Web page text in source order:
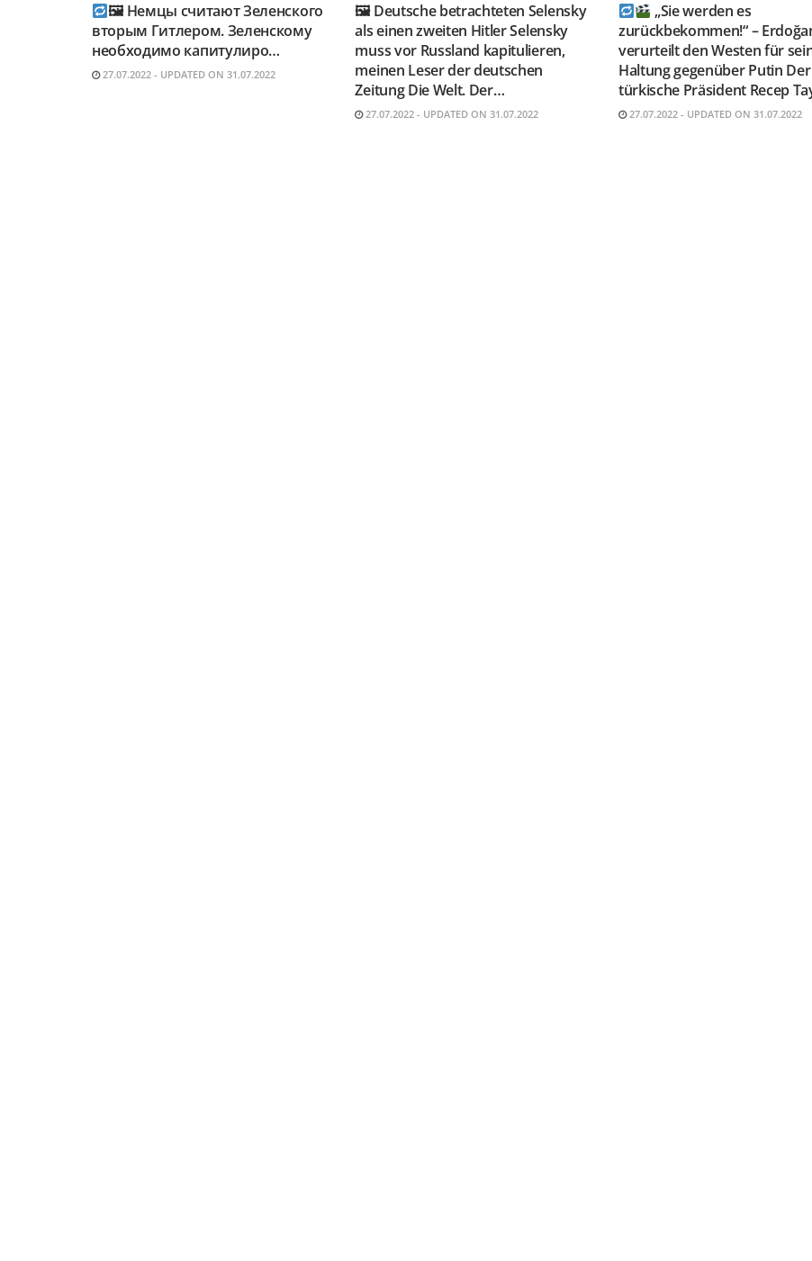
🖼 Немцы считают Зеленского
вторым Гитлером. Зеленскому
необходимо капитулиро…
27.07.2022 - UPDATED ON 31.07.2022
🖼 Deutsche betrachteten Selensky
als einen zweiten Hitler Selensky
muss vor Russland kapitulieren,
meinen Leser der deutschen
Zeitung Die Welt. Der…
27.07.2022 - UPDATED ON 31.07.2022
„Sie werden es
zurückbekommen!“ –
verurteilt den Westen für
Haltung gegenüber Putin Der
türkische Präsident Recep
27.07.2022 - UPDATED ON 31.07.2022